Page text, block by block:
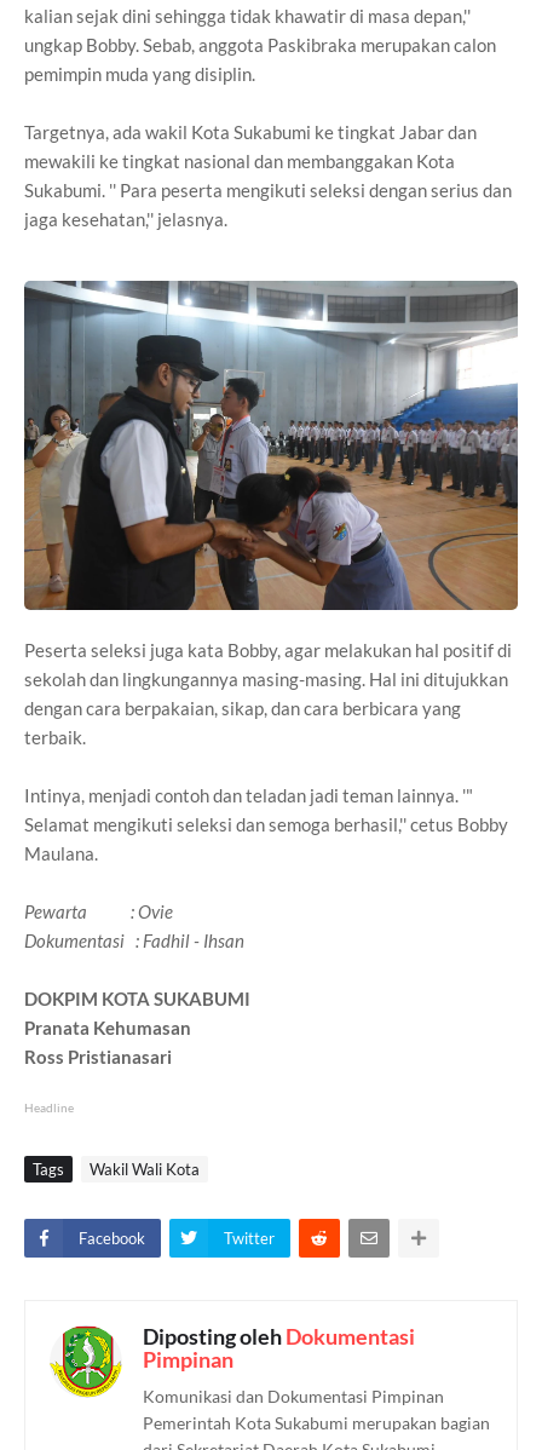
kalian sejak dini sehingga tidak khawatir di masa depan,''
ungkap Bobby. Sebab, anggota Paskibraka merupakan calon
pemimpin muda yang disiplin.
Targetnya, ada wakil Kota Sukabumi ke tingkat Jabar dan
mewakili ke tingkat nasional dan membanggakan Kota
Sukabumi. '' Para peserta mengikuti seleksi dengan serius dan
jaga kesehatan,'' jelasnya.
Peserta seleksi juga kata Bobby, agar melakukan hal positif di
sekolah dan lingkungannya masing-masing. Hal ini ditujukkan
dengan cara berpakaian, sikap, dan cara berbicara yang
terbaik.
Intinya, menjadi contoh dan teladan jadi teman lainnya. '"
Selamat mengikuti seleksi dan semoga berhasil,'' cetus Bobby
Maulana.
Pewarta : Ovie
Dokumentasi : Fadhil - Ihsan
DOKPIM KOTA SUKABUMI
Pranata Kehumasan
Ross Pristianasari
Headline
Tags Wakil Wali Kota
Facebook Twitter
Diposting olehDokumentasi
Pimpinan
Komunikasi dan Dokumentasi Pimpinan
Pemerintah Kota Sukabumi merupakan bagian